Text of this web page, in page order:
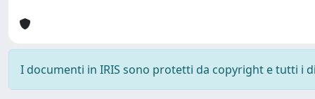
I documenti in IRIS sono protetti da copyright e tutti i